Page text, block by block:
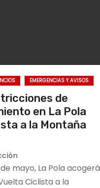
EMERGENCIAS Y AVISOS
de
en La Pola
a la Montaña
mayo, La Pola acogerá
Ciclista a la